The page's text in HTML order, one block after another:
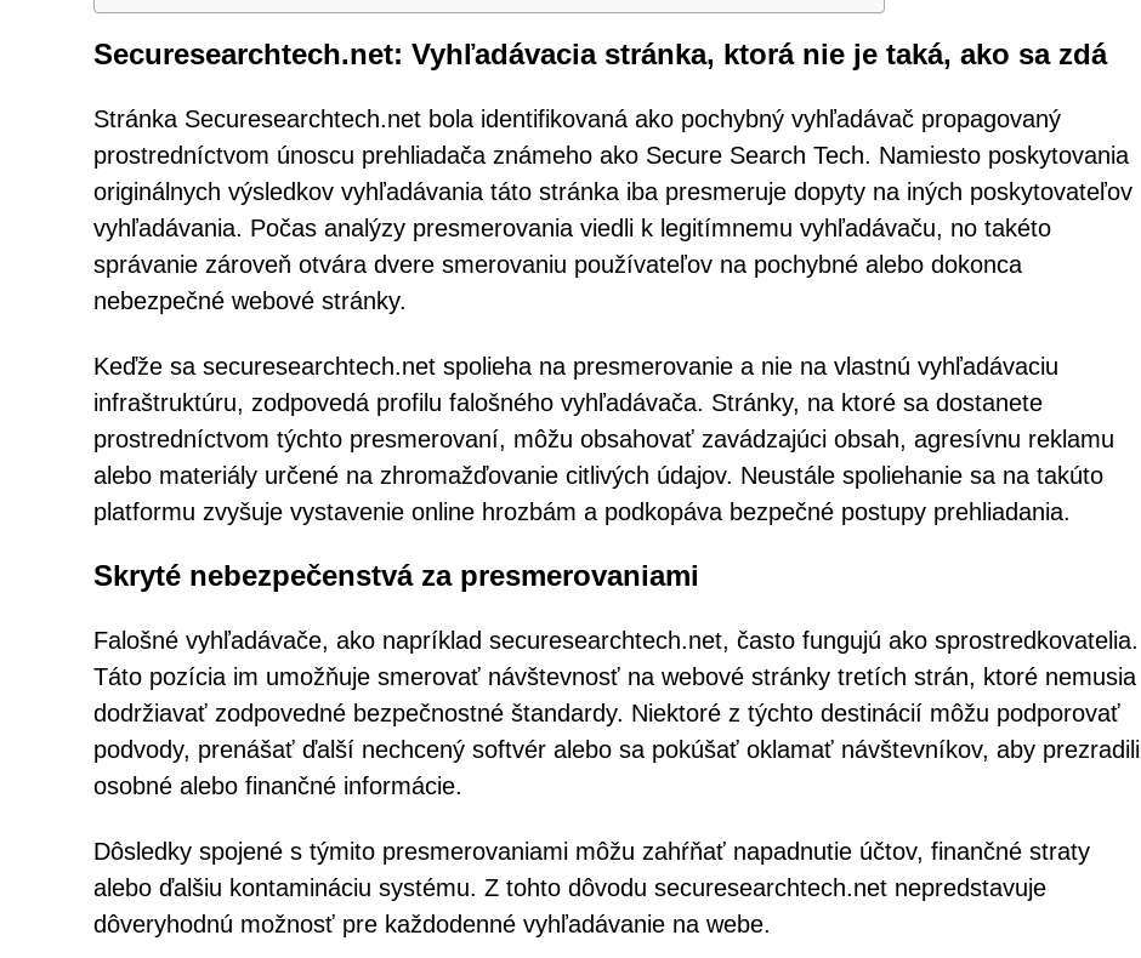
Securesearchtech.net: Vyhľadávacia stránka, ktorá nie je taká, ako sa zdá
Stránka Securesearchtech.net bola identifikovaná ako pochybný vyhľadávač propagovaný
prostredníctvom únoscu prehliadača známeho ako Secure Search Tech. Namiesto poskytovania
originálnych výsledkov vyhľadávania táto stránka iba presmeruje dopyty na iných poskytovateľov
vyhľadávania. Počas analýzy presmerovania viedli k legitímnemu vyhľadávaču, no takéto
správanie zároveň otvára dvere smerovaniu používateľov na pochybné alebo dokonca
nebezpečné webové stránky.
Keďže sa securesearchtech.net spolieha na presmerovanie a nie na vlastnú vyhľadávaciu
infraštruktúru, zodpovedá profilu falošného vyhľadávača. Stránky, na ktoré sa dostanete
prostredníctvom týchto presmerovaní, môžu obsahovať zavádzajúci obsah, agresívnu reklamu
alebo materiály určené na zhromažďovanie citlivých údajov. Neustále spoliehanie sa na takúto
platformu zvyšuje vystavenie online hrozbám a podkopáva bezpečné postupy prehliadania.
Skryté nebezpečenstvá za presmerovaniami
Falošné vyhľadávače, ako napríklad securesearchtech.net, často fungujú ako sprostredkovatelia.
Táto pozícia im umožňuje smerovať návštevnosť na webové stránky tretích strán, ktoré nemusia
dodržiavať zodpovedné bezpečnostné štandardy. Niektoré z týchto destinácií môžu podporovať
podvody, prenášať ďalší nechcený softvér alebo sa pokúšať oklamať návštevníkov, aby prezradili
osobné alebo finančné informácie.
Dôsledky spojené s týmito presmerovaniami môžu zahŕňať napadnutie účtov, finančné straty
alebo ďalšiu kontamináciu systému. Z tohto dôvodu securesearchtech.net nepredstavuje
dôveryhodnú možnosť pre každodenné vyhľadávanie na webe.